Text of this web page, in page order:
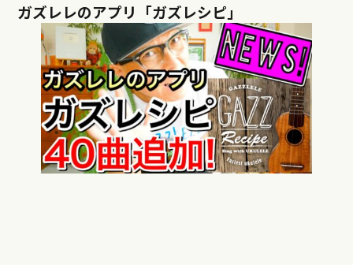
ガズレレのアプリ「ガズレシピ」